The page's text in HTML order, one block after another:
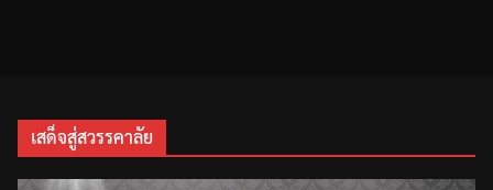
เสด็จสู่สวรรคาลัย